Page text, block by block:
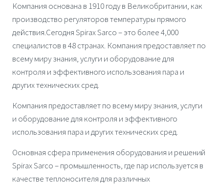
Компания основана в 1910 году в Великобритании, как
производство регуляторов температуры прямого
действия.СегодняSpirax Sarco– это более 4,000
специалистов в 48 странах. Компания предоставляет по
всему миру знания, услуги и оборудование для
контроля иэффективного использования пара и
другихтехнических сред.
Компания предоставляет по всему миру знания, услуги
и оборудование для контроля и эффективного
использования пара и других технических сред.
Основная сфера применения оборудования и решений
Spirax Sarco– промышленность, где пар используется в
качестве теплоносителя для различных